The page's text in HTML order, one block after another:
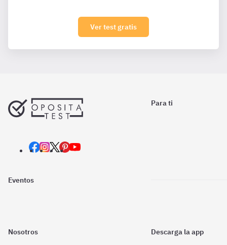
Ver test gratis
Para ti
Eventos
Nosotros Descarga la app